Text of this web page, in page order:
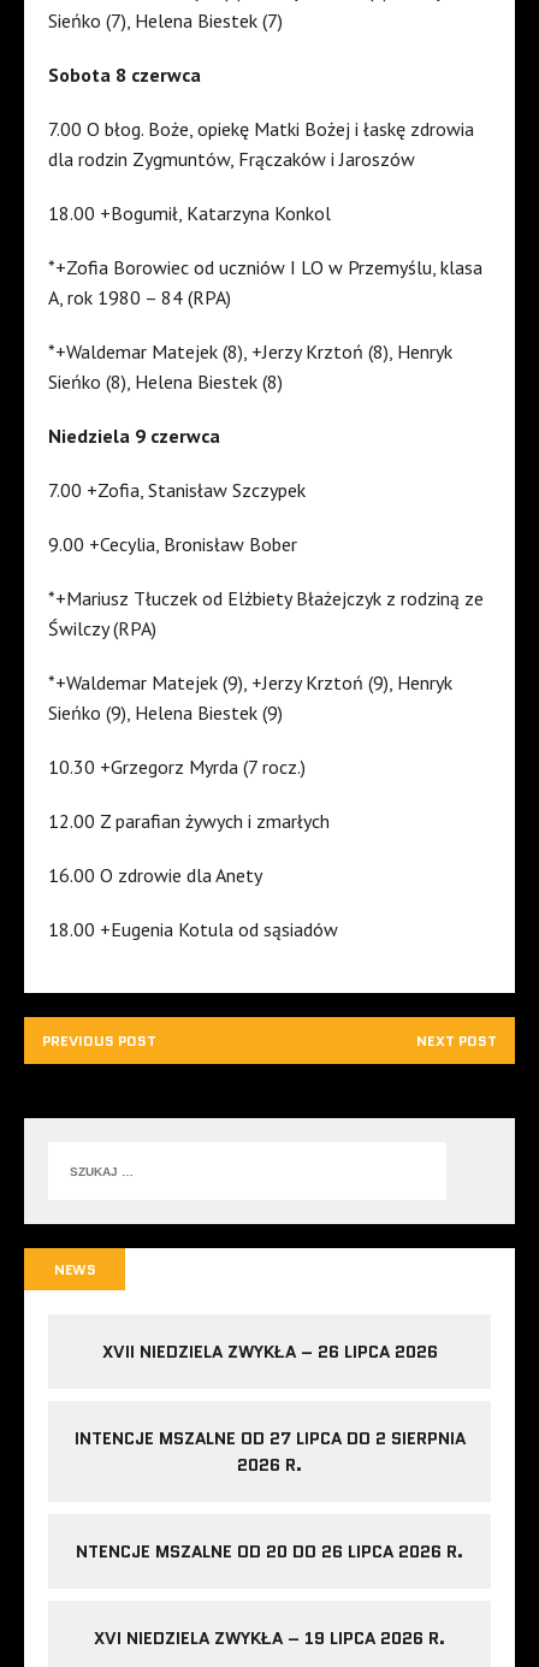
Sieńko (7), Helena Biestek (7)
Sobota 8 czerwca
7.00 O błog. Boże, opiekę Matki Bożej i łaskę zdrowia
dla rodzin Zygmuntów, Frączaków i Jaroszów
18.00 +Bogumił, Katarzyna Konkol
*+Zofia Borowiec od uczniów I LO w Przemyślu, klasa
A, rok 1980 – 84 (RPA)
*+Waldemar Matejek (8), +Jerzy Krztoń (8), Henryk
Sieńko (8), Helena Biestek (8)
Niedziela 9 czerwca
7.00 +Zofia, Stanisław Szczypek
9.00 +Cecylia, Bronisław Bober
*+Mariusz Tłuczek od Elżbiety Błażejczyk z rodziną ze
Świlczy (RPA)
*+Waldemar Matejek (9), +Jerzy Krztoń (9), Henryk
Sieńko (9), Helena Biestek (9)
10.30 +Grzegorz Myrda (7 rocz.)
12.00 Z parafian żywych i zmarłych
16.00 O zdrowie dla Anety
18.00 +Eugenia Kotula od sąsiadów
PREVIOUS POST NEXT POST
NEWS
XVII NIEDZIELA ZWYKŁA – 26 LIPCA 2026
INTENCJE MSZALNE OD 27 LIPCA DO 2 SIERPNIA
2026 R.
NTENCJE MSZALNE OD 20 DO 26 LIPCA 2026 R.
XVI NIEDZIELA ZWYKŁA – 19 LIPCA 2026 R.